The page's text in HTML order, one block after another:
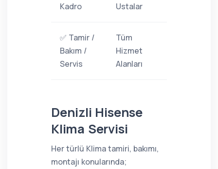
Kadro
Ustalar
✅ Tamir /
Bakım /
Servis
Tüm
Hizmet
Alanları
Denizli Hisense
Klima Servisi
Her türlü Klima tamiri, bakımı,
montajı konularında;